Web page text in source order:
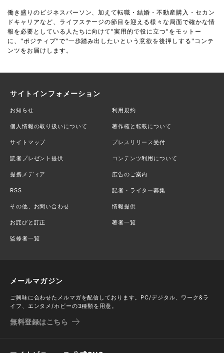
働き盛りのビジネスパーソン、加えて転職・結婚・不動産購入・セカン
ドキャリアなど、ライフステージの節目を迎える様々な局面で確かな情
報を必要としている人たちに向けて"実用的で役に立つ"をモットー
に、"ポジティブ"で"一歩踏み出したいという意欲を後押しする"コンテ
ンツをお届けします。
サイトインフォメーション
お知らせ 利用規約
個人情報の取り扱いについて 著作権と転載について
サイトマップ プレスリリース受付
読者プレゼント提供 コンテンツ利用について
提携メディア 広告のご案内
RSS 記者・ライター募集
その他、お問い合わせ 情報提供
お詫びと訂正 著者一覧
監修者一覧
メールマガジン
ご興味に合わせたメルマガを配信しております。PC/デジタル、ワーク&ラ
イフ、エンタメ/ホビーの3種類を用意。
無料登録はこちら